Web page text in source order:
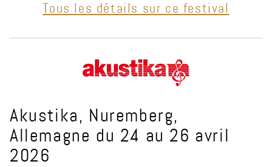
Tous les détails sur ce festival
Akustika, Nuremberg,
Allemagne du 24 au 26 avril
2026